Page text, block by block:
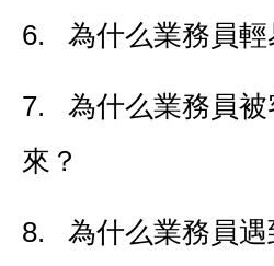
6. 為什么業務員輕
7. 為什么業務員被
來？
8. 為什么業務員遇